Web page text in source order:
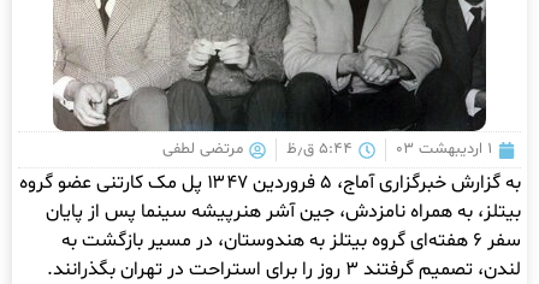
۱ اردیبهشت ۰۳ ۵:۴۴ ق٫ظ مرتضی لطفی
به گزارش خبرگزاری آماج، ۵ فروردین ۱۳۴۷ پل مک کارتنی عضو گروه
بیتلز، به همراه نامزدش، جین آشر هنرپیشه سینما پس از پایان
سفر ۶ هفته‌ای گروه بیتلز به هندوستان، در مسیر بازگشت به
لندن، تصمیم گرفتند ۳ روز را برای استراحت در تهران بگذرانند.